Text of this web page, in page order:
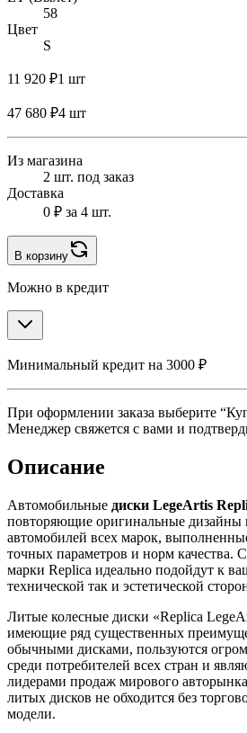
58
Цвет
S
11 920 ₽1 шт
47 680 ₽4 шт
Из магазина
2 шт. под заказ
Доставка
0 ₽ за 4 шт.
В корзину
Можно в кредит
Минимальный кредит на 3000 ₽
При оформлении заказа выберите
Менеджер свяжется с вами и
Описание
Автомобильные диски LegeArtis
повторяющие оригинальные дизайны
автомобилей всех марок,
точных параметров и норм качества.
марки Replica идеально подойдут к
технической так и эстетической
Литые колесные диски «Replicа
имеющие ряд существенных
обычными дисками, пользуются
среди потребителей всех стран и
лидерами продаж мирового
литых дисков не обходится без
модели.